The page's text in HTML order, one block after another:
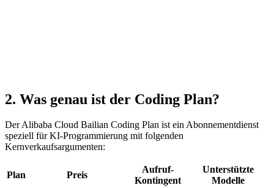
2. Was genau ist der Coding Plan?
Der Alibaba Cloud Bailian Coding Plan ist ein Abonnementdienst
speziell für KI-Programmierung mit folgenden
Kernverkaufsargumenten:
Plan Preis
Aufruf-
Kontingent
Unterstützte
Modelle